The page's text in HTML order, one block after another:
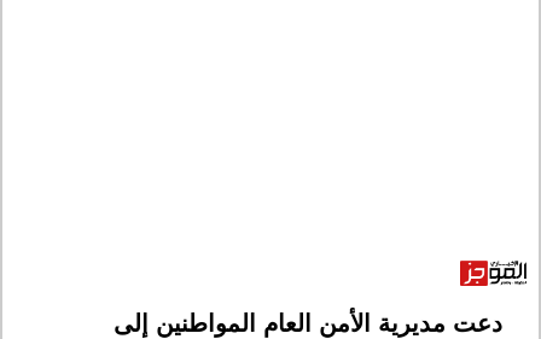
دعت مديرية الأمن العام المواطنين إلى